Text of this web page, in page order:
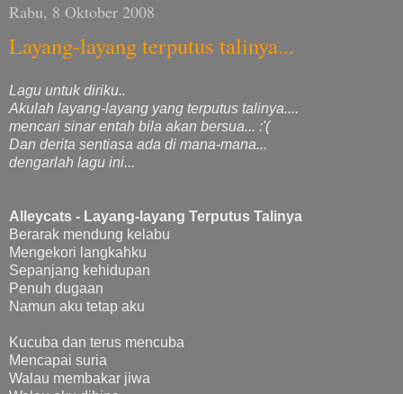
Rabu, 8 Oktober 2008
Layang-layang terputus talinya...
Lagu untuk diriku..
Akulah layang-layang yang terputus talinya....
mencari sinar entah bila akan bersua... :'(
Dan derita sentiasa ada di mana-mana...
dengarlah lagu ini...
Alleycats - Layang-layang Terputus Talinya
Berarak mendung kelabu
Mengekori langkahku
Sepanjang kehidupan
Penuh dugaan
Namun aku tetap aku
Kucuba dan terus mencuba
Mencapai suria
Walau membakar jiwa